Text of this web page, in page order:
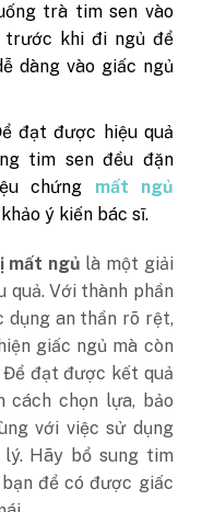
trà tim sen vào
trước khi đi ngủ để
dàng vào giấc ngủ
đạt được hiệu quả
tim sen đều đặn
chứng mất ngủ
ý kiến bác sĩ.
mất ngủ là một giải
quả. Với thành phần
dụng an thần rõ rệt,
giấc ngủ mà còn
Để đạt được kết quả
cách chọn lựa, bảo
với việc sử dụng
Hãy bổ sung tim
để có được giấc